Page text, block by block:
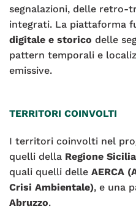
segnalazioni, delle retro-
integrati. La piattaforma
digitale e storico delle
pattern temporali e
emissive.
TERRITORI COINVOLTI
I territori coinvolti nel
quelli della Regione Sicilia
quali quelli delle AERCA
Crisi Ambientale), e una
Abruzzo.